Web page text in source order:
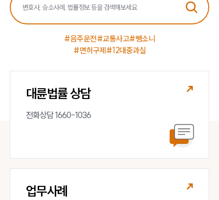
팀소개
글로벌 파트너 로펌
고객의 소리
AI대륜
주요 업무사례
고객후기
#음주운전#교통사고#뺑소니
#면허구제 #12대중과실
대륜법률 상담
전화상담 1660-1036
업무사례